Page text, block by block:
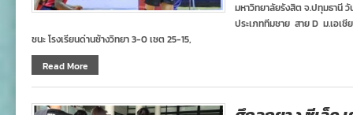
มหาวิทยาลัยรังสิต จ.ปทุมธานี
ประเภททีมชาย สาย D ม.เอเชี
ชนะ โรงเรียนด่านช้างวิทยา 3-0 เซต 25-15,
Read More